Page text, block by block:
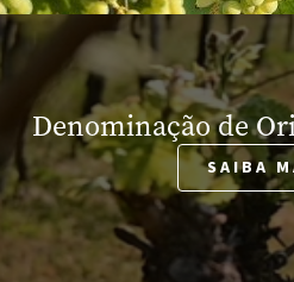
Denominação de
SAIBA